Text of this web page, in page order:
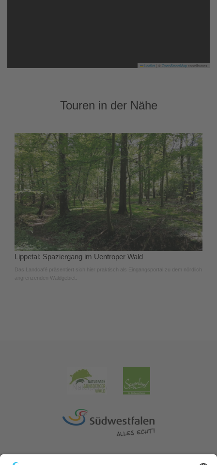
Leaflet OpenStreetMapcontributors
Touren in der Nähe
Lippetal: Spaziergang im Uentroper Wald
Das Landcafé präsentiert sich hier praktisch als Eingangsportal zu dem nördlich
angrenzenden Waldgebiet.